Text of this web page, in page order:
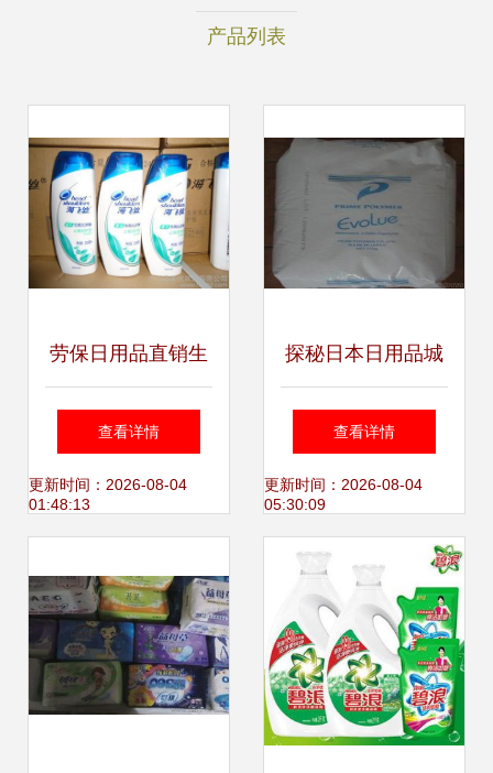
产品列表
劳保日用品直销生
产批发品牌洗发水
进货渠道牙膏香皂
清图_细节图
查看详情
更新时间：2026-08-04
01:48:13
探秘日本日用品城
供应商、价格趋势
与批发市场全解析
查看详情
更新时间：2026-08-04
05:30:09